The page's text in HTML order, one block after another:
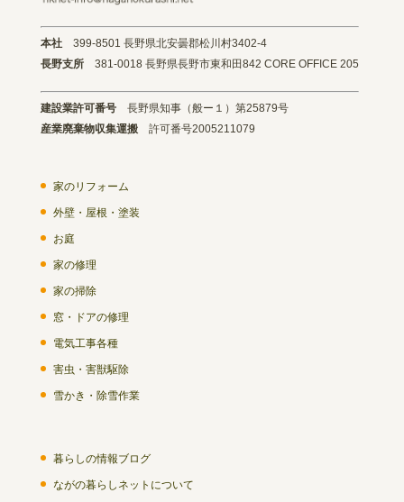
本社 399-8501 長野県北安曇郡松川村3402-4
長野支所 381-0018 長野県長野市東和田842 CORE OFFICE 205
建設業許可番号 長野県知事（般ー１）第25879号
産業廃棄物収集運搬 許可番号2005211079
家のリフォーム
外壁・屋根・塗装
お庭
家の修理
家の掃除
窓・ドアの修理
電気工事各種
害虫・害獣駆除
雪かき・除雪作業
暮らしの情報ブログ
ながの暮らしネットについて